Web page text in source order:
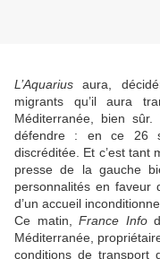
L’Aquarius aura,
migrants qu’il aura
Méditerranée, bien
défendre : en ce 26
discréditée. Et c’est tant
presse de la gauche
personnalités en faveur
d’un accueil
Ce matin, France Info
Méditerranée,
conditions de transport